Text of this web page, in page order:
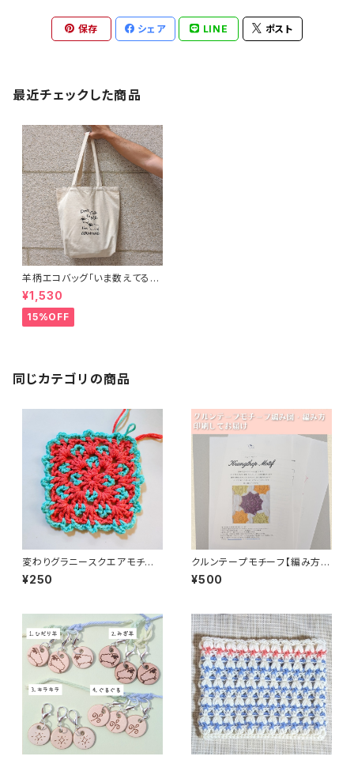
保存 シェア LINE ポスト
最近チェックした商品
羊柄エコバッグ「いま数えてるか
ら話しかけないで」キャンバスト
ートバッグ
¥1,530
15%OFF
同じカテゴリの商品
変わりグラニースクエアモチー
フの編み図PDF
¥250
クルンテープモチーフ【編み方・
編み図 印刷してお届け】
¥500